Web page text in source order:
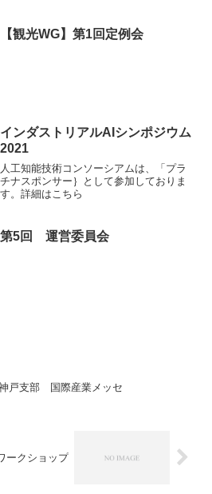
【観光WG】第1回定例会
インダストリアルAIシンポジウム
2021
人工知能技術コンソーシアムは、「プラ
チナスポンサー｝として参加しておりま
す。詳細はこちら
第5回 運営委員会
戸支部 国際産業メッセ
ークショップ